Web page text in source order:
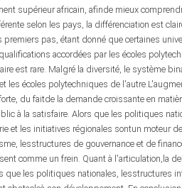
supérieur africain, afinde mieux
selon les pays, la différenciation est
premiers pas, étant donné que certaines
accordées par les écoles
est rare. Malgré la diversité, le système
les écoles polytechniques de
du faitde la demande croissante en
à la satisfaire. Alors que les politiques
et les initiatives régionales sontun moteur
lesstructures de gouvernance et de
comme un frein. Quant à l'articulation,la
que les politiques nationales, lesstructures